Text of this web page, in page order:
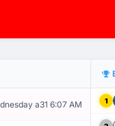
GIÁM SÁT TỰ
a31 6:07 AM 1